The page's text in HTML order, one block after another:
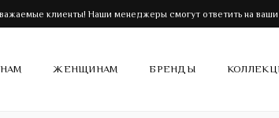
клиенты! Наши менеджеры смогут ответить на
ЖЕНЩИНАМ БРЕНДЫ